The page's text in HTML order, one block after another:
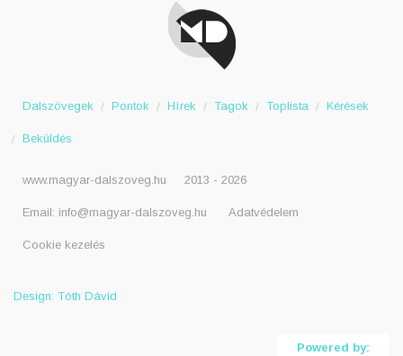
Dalszövegek Pontok Hírek Tagok Toplista Kérések
Beküldés
www.magyar-dalszoveg.hu 2013 - 2026
Email: info@magyar-dalszoveg.hu Adatvédelem
Cookie kezelés
Design: Tóth Dávid
Powered by: